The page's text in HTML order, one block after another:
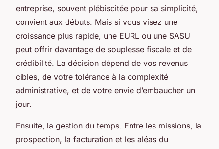
entreprise, souvent plébiscitée pour sa simplicité,
convient aux débuts. Mais si vous visez une
croissance plus rapide, une EURL ou une SASU
peut offrir davantage de souplesse fiscale et de
crédibilité. La décision dépend de vos revenus
cibles, de votre tolérance à la complexité
administrative, et de votre envie d’embaucher un
jour.
Ensuite, la gestion du temps. Entre les missions, la
prospection, la facturation et les aléas du